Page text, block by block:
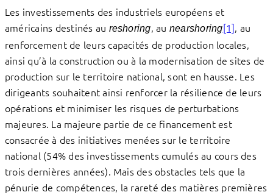
Les investissements des industriels européens et
américains destinés au reshoring, au nearshoring[1], au
renforcement de leurs capacités de production locales,
ainsi qu’à la construction ou à la modernisation de sites de
production sur le territoire national, sont en hausse. Les
dirigeants souhaitent ainsi renforcer la résilience de leurs
opérations et minimiser les risques de perturbations
majeures. La majeure partie de ce financement est
consacrée à des initiatives menées sur le territoire
national (54% des investissements cumulés au cours des
trois dernières années). Mais des obstacles tels que la
pénurie de compétences, la rareté des matières premières